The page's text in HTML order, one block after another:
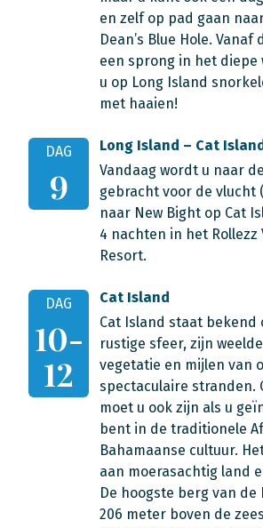
en zelf op pad gaan
Dean’s Blue Hole.
een sprong in het diepe
u op Long Island
met haaien!
DAG
9
Long Island – Cat
Vandaag wordt u naar
gebracht voor de vlucht
naar New Bight op Cat
4 nachten in het Rollezz
Resort.
DAG
10-
12
Cat Island
Cat Island staat bekend
rustige sfeer, zijn
vegetatie en mijlen van
spectaculaire stranden.
moet u ook zijn als u
bent in de traditionele
Bahamaanse cultuur.
aan moerasachtig land
De hoogste berg van de
206 meter boven de